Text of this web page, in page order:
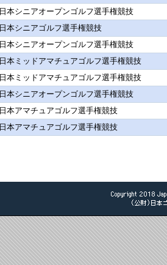
日本シニアオープンゴルフ選手権競技
日本シニアゴルフ選手権競技
日本シニアオープンゴルフ選手権競技
日本ミッドアマチュアゴルフ選手権競技
日本ミッドアマチュアゴルフ選手権競技
日本シニアオープンゴルフ選手権競技
日本アマチュアゴルフ選手権競技
日本アマチュアゴルフ選手権競技